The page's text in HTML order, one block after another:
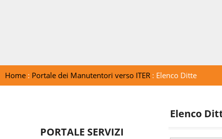
Home: Portale dei Manutentori verso ITER: Elenco Ditte
PORTALE SERVIZI
Elenco